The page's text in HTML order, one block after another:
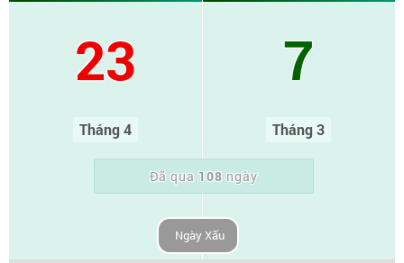
23
Tháng 4
7
Tháng 3
Ngày Xấu
Đã qua 108 ngày